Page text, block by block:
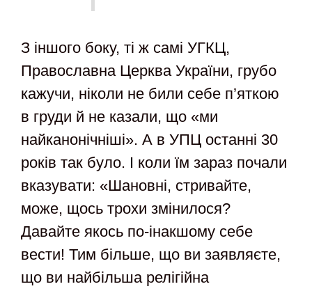
З іншого боку, ті ж самі УГКЦ,
Православна Церква України, грубо
кажучи, ніколи не били себе п’яткою
в груди й не казали, що «ми
найканонічніші». А в УПЦ останні 30
років так було. І коли їм зараз почали
вказувати: «Шановні, стривайте,
може, щось трохи змінилося?
Давайте якось по-інакшому себе
вести! Тим більше, що ви заявляєте,
що ви найбільша релігійна